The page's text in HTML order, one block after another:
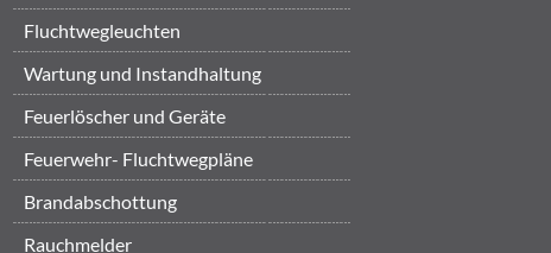
Fluchtwegleuchten
Wartung und Instandhaltung
Feuerlöscher und Geräte
Feuerwehr- Fluchtwegpläne
Brandabschottung
Rauchmelder